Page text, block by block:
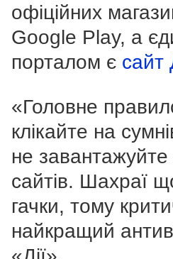
офіційних
Google Play, а
порталом є сайт
«Головне
клікайте на
не
сайтів. Шахраї
гачки, тому
найкращий